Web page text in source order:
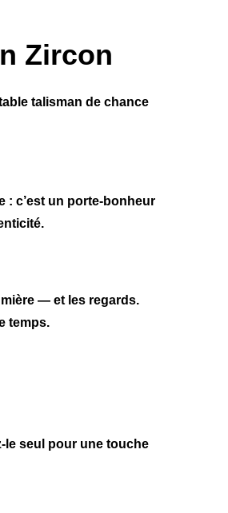
Zircon
talisman de chance
: c’est un porte-bonheur
— et les regards.
temps.
le seul pour une touche